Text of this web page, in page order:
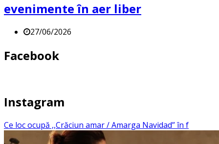
evenimente în aer liber
27/06/2026
Facebook
Instagram
Ce loc ocupă ,,Crăciun amar / Amarga Navidad” în f